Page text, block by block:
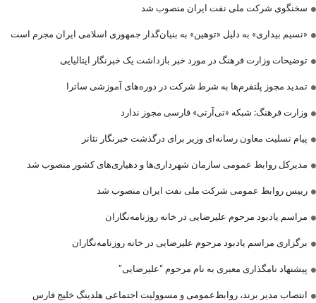
سخنگوی شرکت ملی نفت ایران منصوب شد
«نسیم بیداری» به دلیل «توهین» به بنیان‌گذار جمهوری اسلامی ایران مجرم است
توضیحات وزارت فرهنگ در مورد خبر بازداشت یک خبرنگار ایتالیایی
تمدید مجوز پلتفرم‌ها به شرط شرکت در دوره‌های آموزشی ساترا
وزارت فرهنگ: شبکه «تی‌آرتی» فارسی مجوز ندارد
پیام تسلیت معاون رسانه‌ای وزیر برای درگذشت خبرنگار تئاتر
مدیرکل روابط عمومی سازمان شهرداری‌ها و دهیاری‌های کشور منصوب شد
رییس روابط عمومی شرکت ملی نفت ایران منصوب شد
مراسم یادبود مرحوم علیرضایی در خانه روزنامه‌نگاران
برگزاری مراسم یادبود مرحوم علیرضایی در خانه روزنامه‌نگاران
پیشنهاد نامگذاری معبری به نام مرحوم “علیرضایی”
انتصاب مدیر برند، روابط‌عمومی و مسوولیت اجتماعی هلدینگ خلیج فارس